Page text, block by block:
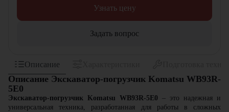
Узнать цену
Задать вопрос
Описание
Описание Экскаватор-погрузчик Komatsu WB93R-
5E0
Экскаватор-погрузчик Komatsu WB93R-5E0 – это надежная и
универсальная техника, разработанная для работы в сложных